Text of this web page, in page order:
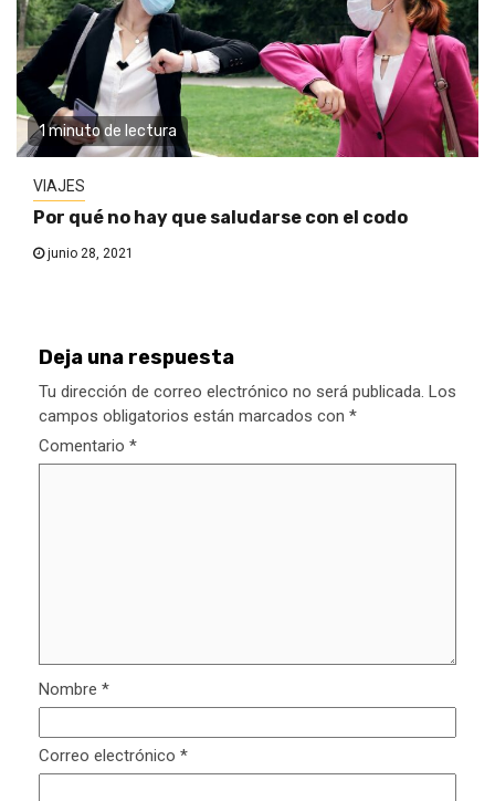
1 minuto de lectura
VIAJES
Por qué no hay que saludarse con el codo
junio 28, 2021
Deja una respuesta
Tu dirección de correo electrónico no será publicada. Los
campos obligatorios están marcados con *
Comentario *
Nombre *
Correo electrónico *